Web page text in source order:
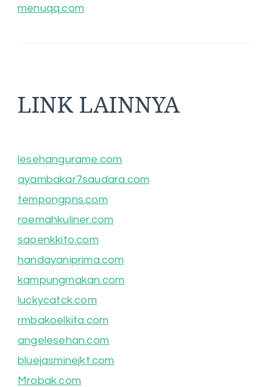
menuqq.com
LINK LAINNYA
lesehangurame.com
ayambakar7saudara.com
tempongpns.com
roemahkuliner.com
saoenkkito.com
handayaniprima.com
kampungmakan.com
luckycatck.com
rmbakoelkita.com
angelesehan.com
bluejasminejkt.com
Mrobak.com